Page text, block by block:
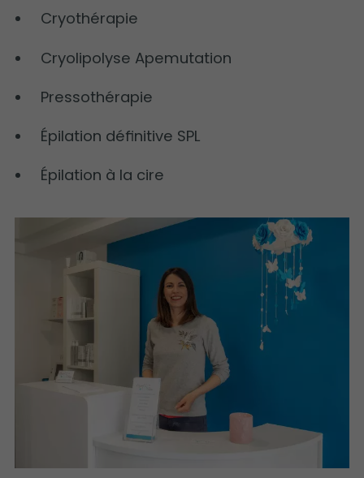
Cryothérapie
Cryolipolyse Apemutation
Pressothérapie
Épilation définitive SPL
Épilation à la cire